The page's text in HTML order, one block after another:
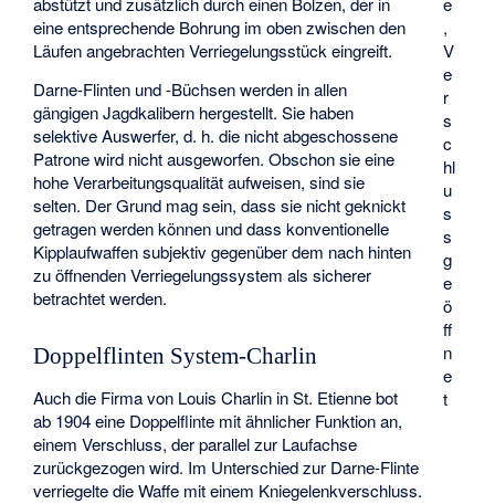
,
V
e
r
s
c
hl
u
s
s
g
e
ö
ff
n
e
t
eine entsprechende Bohrung im oben zwischen den
Läufen angebrachten Verriegelungsstück eingreift.
Darne-Flinten und -Büchsen werden in allen
gängigen Jagdkalibern hergestellt. Sie haben
selektive Auswerfer, d. h. die nicht abgeschossene
Patrone wird nicht ausgeworfen. Obschon sie eine
hohe Verarbeitungsqualität aufweisen, sind sie
selten. Der Grund mag sein, dass sie nicht geknickt
getragen werden können und dass konventionelle
Kipplaufwaffen subjektiv gegenüber dem nach hinten
zu öffnenden Verriegelungssystem als sicherer
betrachtet werden.
Doppelflinten System-Charlin
Auch die Firma von Louis Charlin in St. Etienne bot
ab 1904 eine Doppelflinte mit ähnlicher Funktion an,
einem Verschluss, der parallel zur Laufachse
zurückgezogen wird. Im Unterschied zur Darne-Flinte
verriegelte die Waffe mit einem Kniegelenkverschluss.